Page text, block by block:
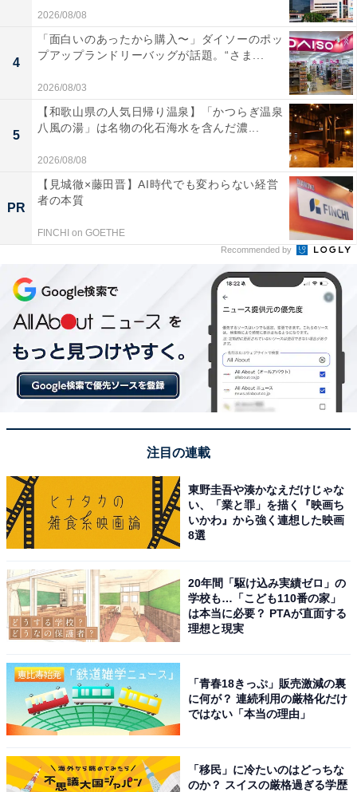
2026/08/08
4
「面白いのあったから購入〜」ダイソーのポッ
プアップランドリーバッグが話題。“さま...
2026/08/03
5
【和歌山県の人気日帰り温泉】「かつらぎ温泉
八風の湯」は名物の化石海水を含んだ濃...
2026/08/08
PR
【見城徹×藤田晋】AI時代でも変わらない経営
者の本質
FINCHI on GOETHE
Recommended by
注目の連載
東野圭吾や湊かなえだけじゃな
い、「業と罪」を描く『映画ち
いかわ』から強く連想した映画
8選
20年間「駆け込み実績ゼロ」の
学校も…「こども110番の家」
は本当に必要？ PTAが直面する
理想と現実
「青春18きっぷ」販売激減の裏
に何が？ 連続利用の厳格化だけ
ではない「本当の理由」
「移民」に冷たいのはどっちな
のか？ スイスの厳格過ぎる学歴